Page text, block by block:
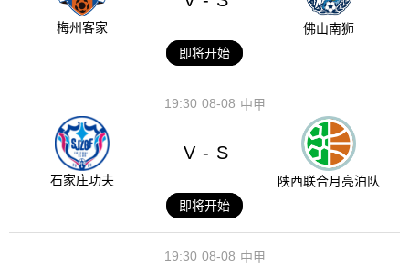
梅州客家
佛山南狮
即将开始
08-08
19:30 中甲
石家庄功夫
V - S
陕西联合月亮泊队
即将开始
08-08
19:30 中甲